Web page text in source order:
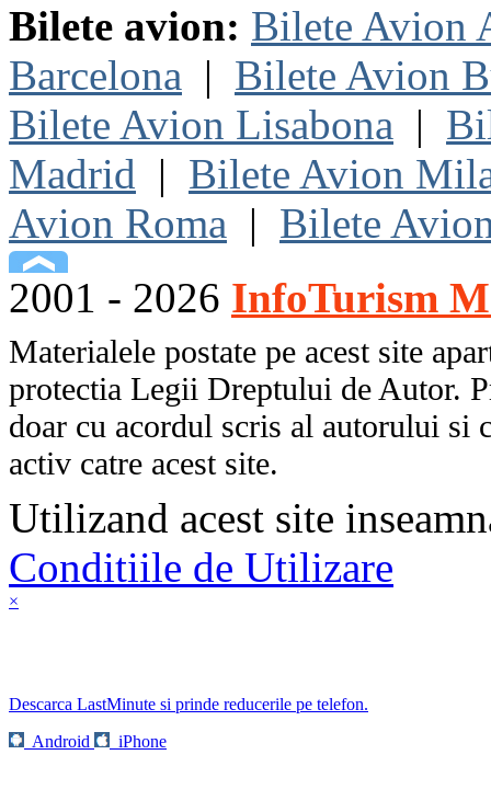
Bilete avion: Bilete Avion
Barcelona | Bilete Avion
Bilete Avion Lisabona |
Madrid | Bilete Avion
Avion Roma | Bilete
2001 - 2026 InfoTurism
Materialele postate pe acest site
protectia Legii Dreptului de Autor.
doar cu acordul scris al autorului si
activ catre acest site.
Utilizand acest site
Conditiile de Utilizare
×
Descarca LastMinute si prinde reducerile pe telefon.
Android
iPhone